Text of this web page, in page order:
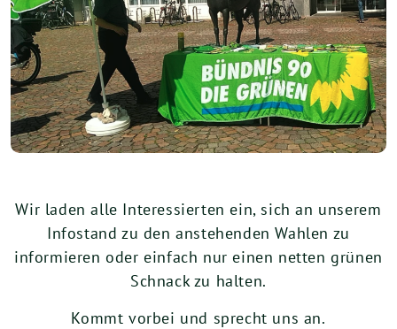
Wir laden alle Interessierten ein, sich an unserem
Infostand zu den anstehenden Wahlen zu
informieren oder einfach nur einen netten grünen
Schnack zu halten.
Kommt vorbei und sprecht uns an.